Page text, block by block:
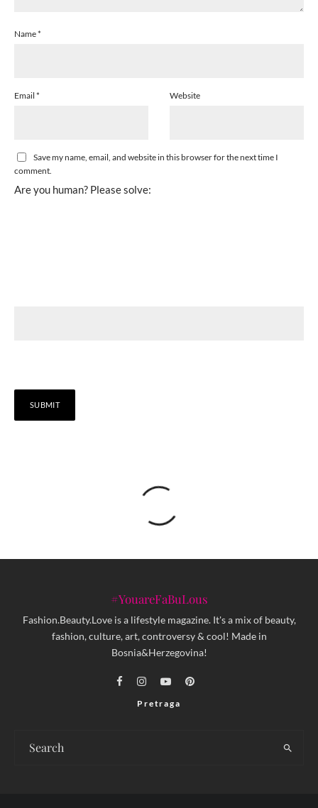
Name*
Email * Website
Save my name, email, and website in this browser for the next time I
comment.
Are you human? Please solve:
#YouareFaBuLous
Fashion.Beauty.Love is a lifestyle magazine. It's a mix of beauty,
fashion, culture, art, controversy & cool! Made in
Bosnia&Herzegovina!
Pretraga